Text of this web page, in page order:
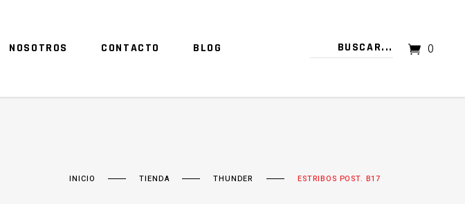
NOSOTROS CONTACTO BLOG 0
TU CARRITO ESTÁ VACÍO.
INICIO TIENDA THUNDER ESTRIBOS POST. B17